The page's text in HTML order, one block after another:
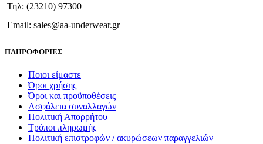
επιλογές
μπορούν
στη
του
προϊόντος
Τηλ: (23210) 97300
Email: sales@aa-underwear.gr
ΠΛΗΡΟΦΟΡΙΕΣ
Ποιοι είμαστε
Όροι χρήσης
Όροι και προϋποθέσεις
Ασφάλεια συναλλαγών
Πολιτική Απορρήτου
Τρόποι πληρωμής
Πολιτική επιστροφών / ακυρώσεων παραγγελιών